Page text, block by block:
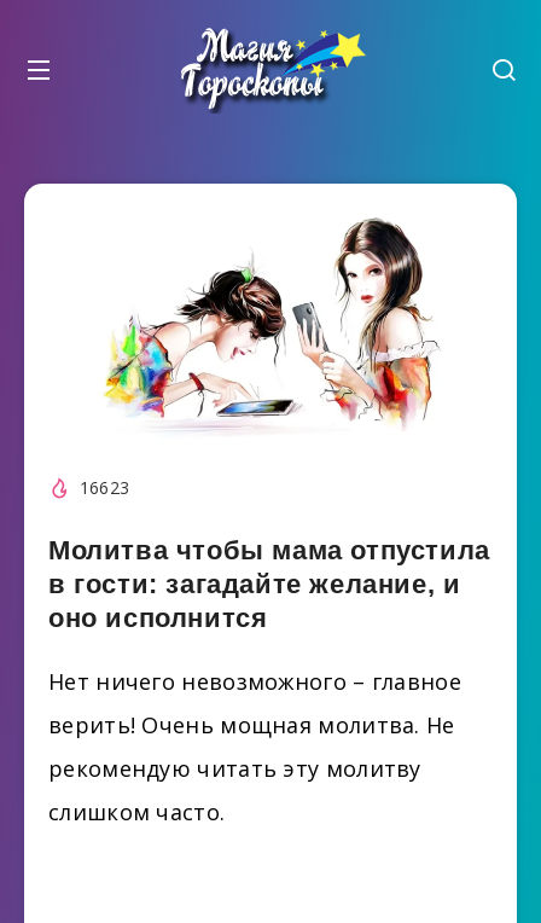
16623
Молитва чтобы мама отпустила
в гости: загадайте желание, и
оно исполнится
Нет ничего невозможного – главное
верить! Очень мощная молитва. Не
рекомендую читать эту молитву
слишком часто.